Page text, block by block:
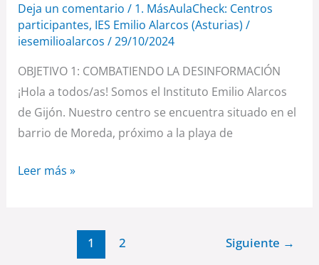
Deja un comentario / 1. MásAulaCheck: Centros
participantes, IES Emilio Alarcos (Asturias) /
iesemilioalarcos /29/10/2024
OBJETIVO 1: COMBATIENDO LA DESINFORMACIÓN
¡Hola a todos/as! Somos el Instituto Emilio Alarcos
de Gijón. Nuestro centro se encuentra situado en el
barrio de Moreda, próximo a la playa de
Leer más »
1 2 Siguiente →